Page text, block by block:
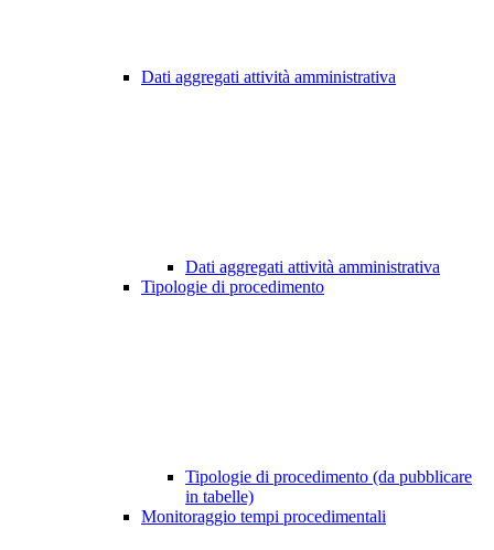
Dati aggregati attività amministrativa
Dati aggregati attività amministrativa
Tipologie di procedimento
Tipologie di procedimento (da pubblicare
in tabelle)
Monitoraggio tempi procedimentali